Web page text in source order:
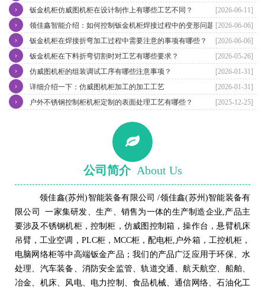
[2026-06-11]
钣金机柜仿威图机柜在设计制作上有哪些工艺不同？
›
[2026-06-06]
领佳鑫智能介绍：如何控制钣金机柜焊接过程中的变形问题？
›
[2026-06-06]
钣金机柜在焊接折弯加工过程中需要注意的事项有哪些？
›
[2026-05-26]
钣金机柜在下料折弯切割时对工艺有哪些要求？
›
[2026-01-31]
仿威图机柜的组装调试工序有哪些注意事项？
›
[2026-01-31]
详细介绍一下：仿威图机柜加工的加工工艺
›
[2025-12-25]
户外不锈钢控制柜机柜定制的表面处理工艺有哪些？
›
公司简介 About Us
领佳鑫(苏州)智能装备有限公司 /领佳鑫(苏州)智能装备有
限公司 一家集研发、生产、销售为一体的生产制造企业,产品主
要涉及不锈钢机柜，控制柜，仿威图控制箱，操作台，悬臂机床
吊臂，工业空调，PLC柜，MCC柜，配电柜,户外箱，工控机柜，
电脑网络柜等中高端钣金产品；我们的产品广泛应用于环保、水
处理、汽车装备、消防安全监管、轨道交通、航天航空、船舶、
冶金、机床、风电、电力控制、食品机械、通信网络、石油化工